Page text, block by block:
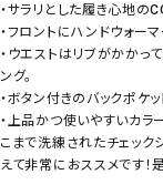
・サラリとした履き心地の
・フロントにハンドウォー
・ウエストはリブがかかっ
ング。
・ボタン付きのバックポケッ
・上品かつ使いやすいカラ
こまで洗練されたチェッ
えて非常におススメです！